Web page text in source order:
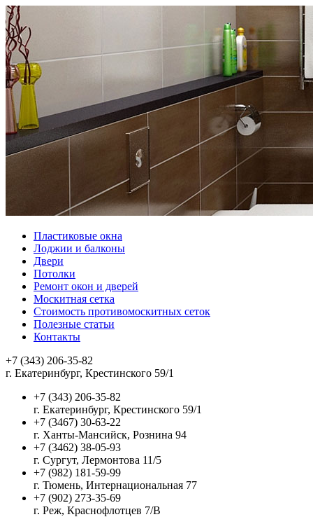
Пластиковые окна
Лоджии и балконы
Двери
Потолки
Ремонт окон и дверей
Москитная сетка
Стоимость противомоскитных сеток
Полезные статьи
Контакты
+7 (343) 206-35-82
г. Екатеринбург, Крестинского 59/1
+7 (343) 206-35-82
г. Екатеринбург, Крестинского 59/1
+7 (3467) 30-63-22
г. Ханты-Мансийск, Рознина 94
+7 (3462) 38-05-93
г. Сургут, Лермонтова 11/5
+7 (982) 181-59-99
г. Тюмень, Интернациональная 77
+7 (902) 273-35-69
г. Реж, Краснофлотцев 7/В